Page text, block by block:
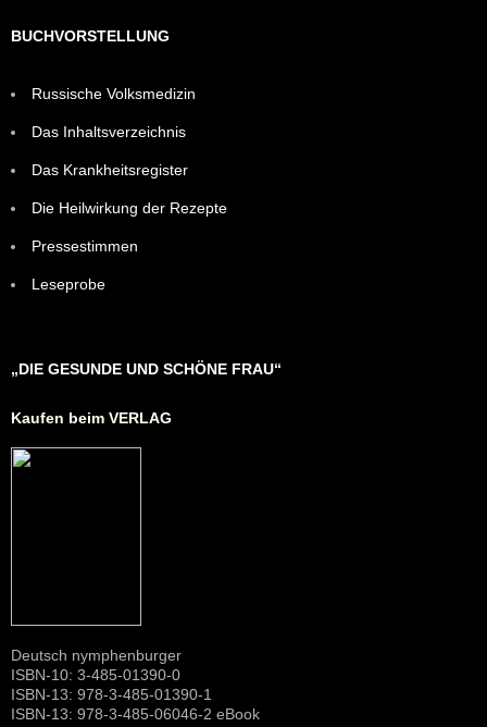
BUCHVORSTELLUNG
Russische Volksmedizin
Das Inhaltsverzeichnis
Das Krankheitsregister
Die Heilwirkung der Rezepte
Pressestimmen
Leseprobe
„DIE GESUNDE UND SCHÖNE FRAU“
Kaufen beim VERLAG
Deutsch nymphenburger
ISBN-10: 3-485-01390-0
ISBN-13: 978-3-485-01390-1
ISBN-13: 978-3-485-06046-2 eBook